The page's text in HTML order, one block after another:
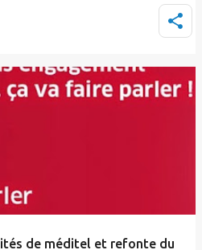
de méditel et refonte du